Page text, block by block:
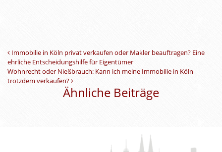
Beitrags-Navigation
Immobilie in Köln privat verkaufen oder Makler beauftragen? Eine
ehrliche Entscheidungshilfe für Eigentümer
Wohnrecht oder Nießbrauch: Kann ich meine Immobilie in Köln
trotzdem verkaufen?
Ähnliche Beiträge